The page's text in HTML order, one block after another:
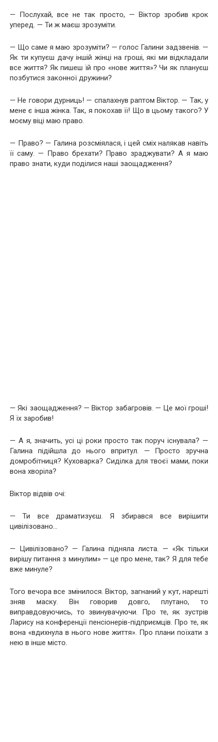
— Послухай, все не так просто, — Віктор зробив крок
уперед. — Ти ж маєш зрозуміти.
— Що саме я маю зрозуміти? — голос Галини задзвенів. —
Як ти купуєш дачу іншій жінці на гроші, які ми відкладали
все життя? Як пишеш їй про «нове життя»? Чи як плануєш
позбутися законної дружини?
— Не говори дурниць! — спалахнув раптом Віктор. — Так, у
мене є інша жінка. Так, я покохав її! Що в цьому такого? У
моєму віці маю право.
— Право? — Галина розсміялася, і цей сміх налякав навіть
її саму. — Право брехати? Право зраджувати? А я маю
право знати, куди поділися наші заощадження?
— Які заощадження? — Віктор забагровів. — Це мої гроші!
Я їх заробив!
— А я, значить, усі ці роки просто так поруч існувала? —
Галина підійшла до нього впритул. — Просто зручна
домробітниця? Куховарка? Сиділка для твоєї мами, поки
вона хворіла?
Віктор відвів очі:
— Ти все драматизуєш. Я збирався все вирішити
цивілізовано…
— Цивілізовано? — Галина підняла листа. — «Як тільки
вирішу питання з минулим» — це про мене, так? Я для тебе
вже минуле?
Того вечора все змінилося. Віктор, загнаний у кут, нарешті
зняв маску. Він говорив довго, плутано, то
виправдовуючись, то звинувачуючи. Про те, як зустрів
Ларису на конференції пенсіонерів-підприємців. Про те, як
вона «вдихнула в нього нове життя». Про плани поїхати з
нею в інше місто.